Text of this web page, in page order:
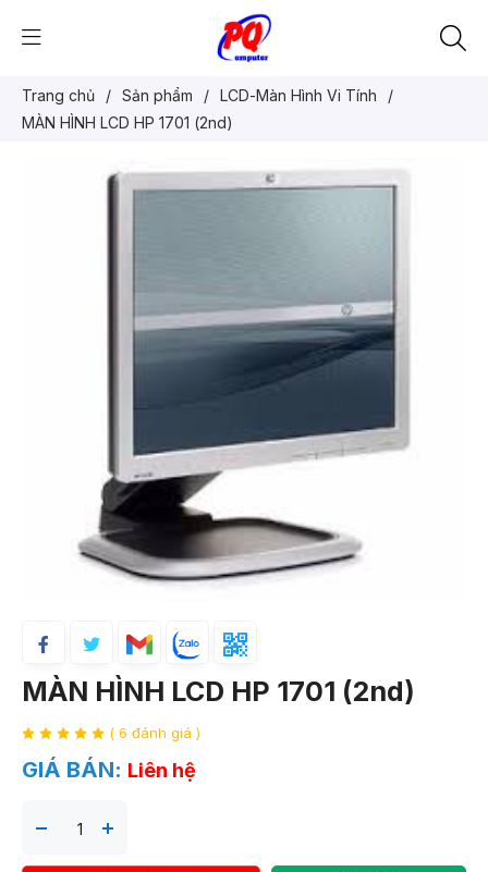
Trang chủ / Sản phẩm / LCD-Màn Hình Vi Tính
/
MÀN HÌNH LCD HP 1701 (2nd)
MÀN HÌNH LCD HP 1701 (2nd)
( 6 đánh giá )
GIÁ BÁN: Liên hệ